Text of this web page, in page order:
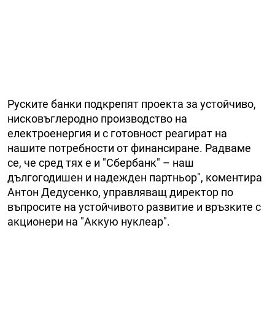
Руските банки подкрепят проекта за устойчиво,
нисковъглеродно производство на
електроенергия и с готовност реагират на
нашите потребности от финансиране. Радваме
се, че сред тях е и "Сбербанк" – наш
дългогодишен и надежден партньор", коментира
Антон Дедусенко, управляващ директор по
въпросите на устойчивото развитие и връзките с
акционери на "Аккую нуклеар".